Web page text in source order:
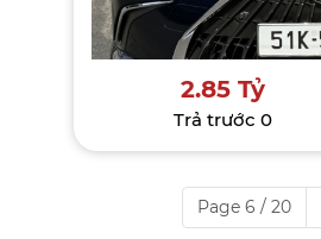
2.85 Tỷ
Trả trước 0
Page 6 / 20